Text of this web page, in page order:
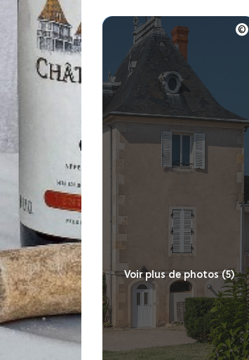
Voir plus de photos (5)